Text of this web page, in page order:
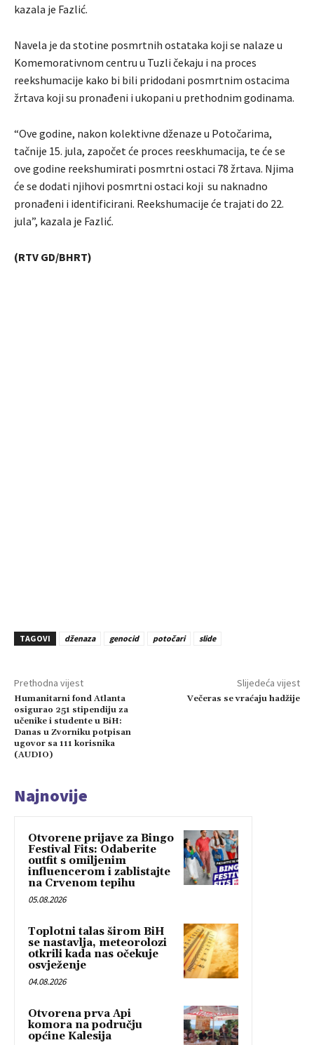
kazala je Fazlić.
Navela je da stotine posmrtnih ostataka koji se nalaze u
Komemorativnom centru u Tuzli čekaju i na proces
reekshumacije kako bi bili pridodani posmrtnim ostacima
žrtava koji su pronađeni i ukopani u prethodnim godinama.
“Ove godine, nakon kolektivne dženaze u Potočarima,
tačnije 15. jula, započet će proces reeskhumacija, te će se
ove godine reekshumirati posmrtni ostaci 78 žrtava. Njima
će se dodati njihovi posmrtni ostaci koji su naknadno
pronađeni i identificirani. Reekshumacije će trajati do 22.
jula”, kazala je Fazlić.
(RTV GD/BHRT)
TAGOVI dženaza genocid potočari slide
Prethodna vijest
Humanitarni fond Atlanta
osigurao 251 stipendiju za
učenike i studente u BiH:
Danas u Zvorniku potpisan
ugovor sa 111 korisnika
(AUDIO)
Slijedeća vijest
Večeras se vraćaju hadžije
Najnovije
Otvorene prijave za Bingo
Festival Fits: Odaberite
outfit s omiljenim
influencerom i zablistajte
na Crvenom tepihu
05.08.2026
Toplotni talas širom BiH
se nastavlja, meteorolozi
otkrili kada nas očekuje
osvježenje
04.08.2026
Otvorena prva Api
komora na području
općine Kalesija